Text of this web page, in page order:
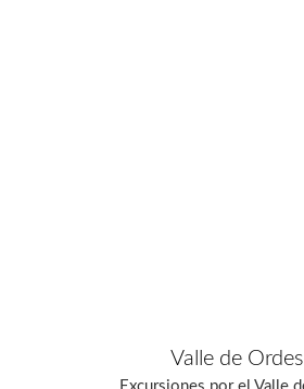
Valle de